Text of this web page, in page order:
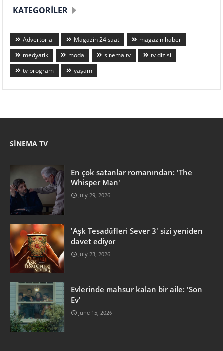
KATEGORILER
Advertorial Magazin 24 saat
magazin haber
medyatik
moda sinema tv
tv dizisi
tv program
yaşam
SINEMA TV
En çok satanlar romanından: 'The
Whisper Man'
July 29, 2026
'Aşk Tesadüfleri Sever 3' sizi yeniden
davet ediyor
July 23, 2026
Evlerinde mahsur kalan bir aile: 'Son
Ev'
June 15, 2026